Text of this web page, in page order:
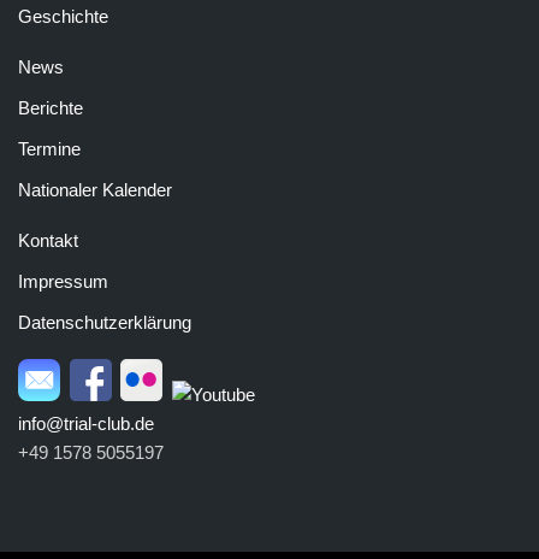
Geschichte
News
Berichte
Termine
Nationaler Kalender
Kontakt
Impressum
Datenschutzerklärung
info@trial-club.de
+49 1578 5055197